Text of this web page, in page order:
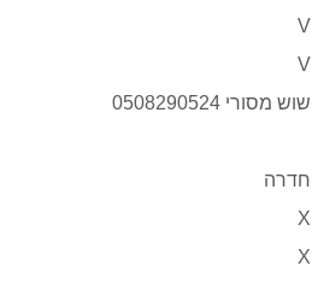
V
V
שוש מסורי 0508290524
חדרה
X
X